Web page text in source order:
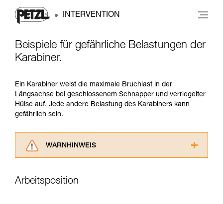
INTERVENTION
Beispiele für gefährliche Belastungen der
Karabiner.
Ein Karabiner weist die maximale Bruchlast in der
Längsachse bei geschlossenem Schnapper und verriegelter
Hülse auf. Jede andere Belastung des Karabiners kann
gefährlich sein.
WARNHINWEIS
aufmerksam durch, bevor Sie diesen zu Rate
Arbeitsposition